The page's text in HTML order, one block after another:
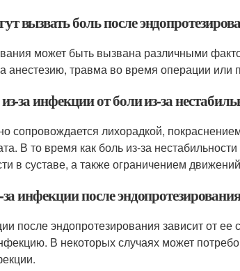
вызвать боль после
может быть вызвана различными
анестезию, травма во время операции или
за инфекции от боли из-за
сопровождается лихорадкой,
В то время как боль из-за
в суставе, а также ограничением
инфекции после эндопротезирования
после эндопротезирования зависит от
В некоторых случаях может